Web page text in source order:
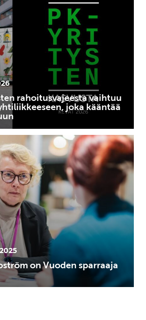
rahoitusvajeesta vaihtuu
joka kääntää
on Vuoden sparraaja